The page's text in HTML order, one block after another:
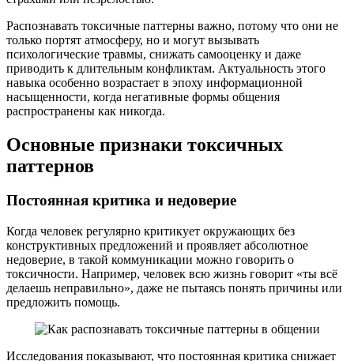
Распознавать токсичные паттерны важно, потому что они не
только портят атмосферу, но и могут вызывать
психологические травмы, снижать самооценку и даже
приводить к длительным конфликтам. Актуальность этого
навыка особенно возрастает в эпоху информационной
насыщенности, когда негативные формы общения
распространены как никогда.
Основные признаки токсичных
паттернов
Постоянная критика и недоверие
Когда человек регулярно критикует окружающих без
конструктивных предложений и проявляет абсолютное
недоверие, в такой коммуникации можно говорить о
токсичности. Например, человек всю жизнь говорит «ты всё
делаешь неправильно», даже не пытаясь понять причины или
предложить помощь.
Исследования показывают, что постоянная критика снижает